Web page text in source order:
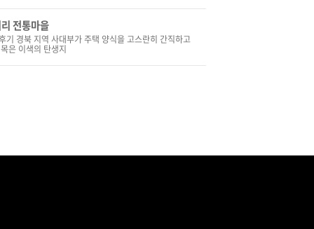
전통마을
기 경북 지역 사대부가 주택 양식을 고스란히 간직하고
은 이색의 탄생지